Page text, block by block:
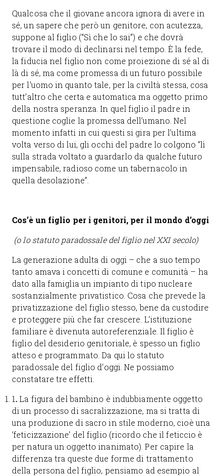
Qualcosa che il giovane ancora ignora di avere in
sé, un sapere che però un genitore, con acutezza,
suppone al figlio (“Sì che lo sai”) e che dovrà
trovare il modo di declinarsi nel tempo. È la fede,
la fiducia nel figlio non come proiezione di sé al di
là di sé, ma come promessa di un futuro possibile
per l’uomo in quanto tale, per la civiltà stessa, cosa
tutt’altro che certa e automatica ma oggetto primo
della nostra speranza. In quel figlio il padre in
questione coglie la promessa dell’umano. Nel
momento infatti in cui questi si gira per l’ultima
volta verso di lui, gli occhi del padre lo colgono “lì
sulla strada voltato a guardarlo da qualche futuro
impensabile, radioso come un tabernacolo in
quella desolazione”.
Cos’è un figlio per i genitori, per il mondo d’oggi
(o lo statuto paradossale del figlio nel XXI secolo)
La generazione adulta di oggi – che a suo tempo
tanto amava i concetti di comune e comunità – ha
dato alla famiglia un impianto di tipo nucleare
sostanzialmente privatistico. Cosa che prevede la
privatizzazione del figlio stesso, bene da custodire
e proteggere più che far crescere. L’istituzione
familiare è divenuta autoreferenziale. Il figlio è
figlio del desiderio genitoriale, è spesso un figlio
atteso e programmato. Da qui lo statuto
paradossale del figlio d’oggi. Ne possiamo
constatare tre effetti.
1.La figura del bambino è indubbiamente oggetto
di un processo di sacralizzazione, ma si tratta di
una produzione di sacro in stile moderno, cioè una
‘feticizzazione’ del figlio (ricordo che il feticcio è
per natura un oggetto inanimato). Per capire la
differenza tra queste due forme di trattamento
della persona del figlio, pensiamo ad esempio al